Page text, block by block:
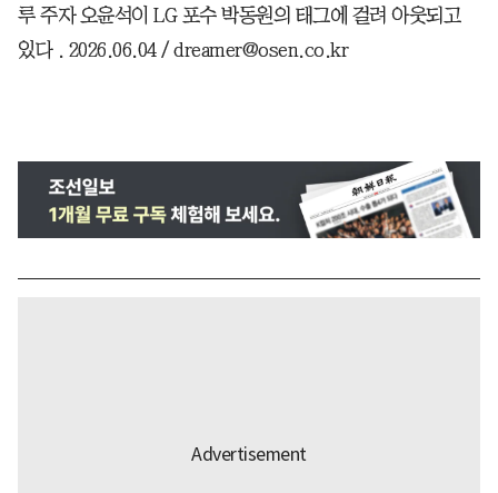
루 주자 오윤석이 LG 포수 박동원의 태그에 걸려 아웃되고
있다 . 2026.06.04 / dreamer@osen.co.kr